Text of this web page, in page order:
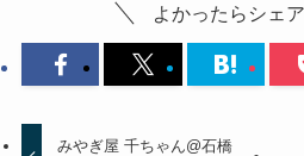
よかったらシェ
みやぎ屋 千ちゃん@石橋